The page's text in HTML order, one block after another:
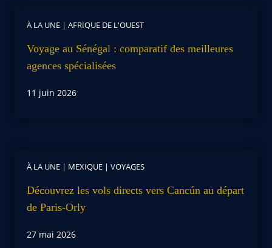
À LA UNE | AFRIQUE DE L'OUEST
Voyage au Sénégal : comparatif des meilleures
agences spécialisées
11 juin 2026
À LA UNE | MEXIQUE | VOYAGES
Découvrez les vols directs vers Cancún au départ
de Paris-Orly
27 mai 2026